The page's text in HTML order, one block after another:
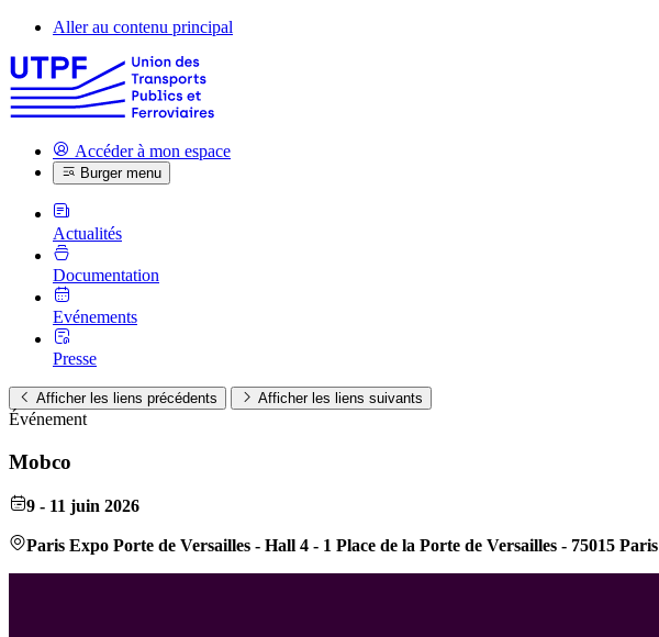
Aller au contenu principal
Accéder à mon espace
Burger menu
Actualités
Documentation
Evénements
Presse
Afficher les liens précédents Afficher les liens suivants
Événement
Mobco
9 - 11 juin 2026
Paris Expo Porte de Versailles - Hall 4 - 1 Place de la Porte de Versailles - 75015 Paris